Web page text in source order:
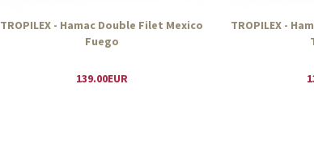
TROPILEX - Hamac Double Filet Mexico
Fuego
139.00EUR
TROPILEX -